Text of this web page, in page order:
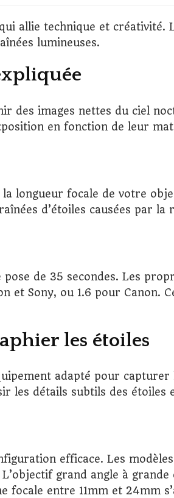
allie technique et créativité.
lumineuses.
des images nettes du ciel
en fonction de leur
longueur focale de votre
d’étoiles causées par
de 35 secondes. Les
et Sony, ou 1.6 pour Canon.
les étoiles
adapté pour
les détails subtils des étoiles
efficace. Les
grand angle à
entre 11mm et 24mm